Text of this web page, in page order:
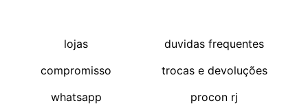
lojas
compromisso
whatsapp
duvidas frequentes
trocas e devoluções
procon rj